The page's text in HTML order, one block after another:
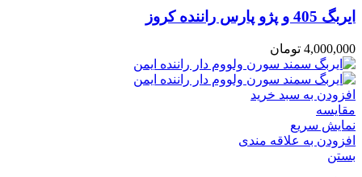
ایربگ 405 و پژو پارس راننده کروز
4,000,000 تومان
افزودن به سبد خرید
مقایسه
نمایش سریع
افزودن به علاقه مندی
بستن